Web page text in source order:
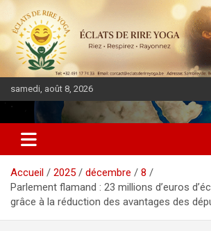
samedi, août 8, 2026
DIASPORA PULSE
Accueil 2025 décembre
8
Parlement flamand : 23 millions d’euros
grâce à la réduction des avantages des